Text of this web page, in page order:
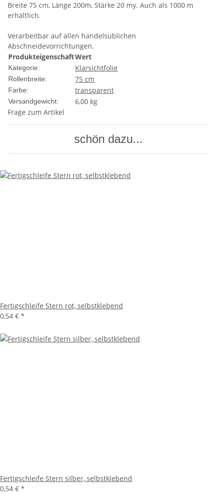
Breite 75 cm, Länge 200m, Stärke 20 my. Auch als 1000 m
erhältlich.
Verarbeitbar auf allen handelsüblichen
Abschneidevorrichtungen.
ProdukteigenschaftWert
Kategorie: Klarsichtfolie
Rollenbreite: 75 cm
Farbe: transparent
Versandgewicht:
6,00 kg
Frage zum Artikel
schön dazu...
Fertigschleife Stern rot, selbstklebend
0,54 € *
Fertigschleife Stern silber, selbstklebend
0,54 € *